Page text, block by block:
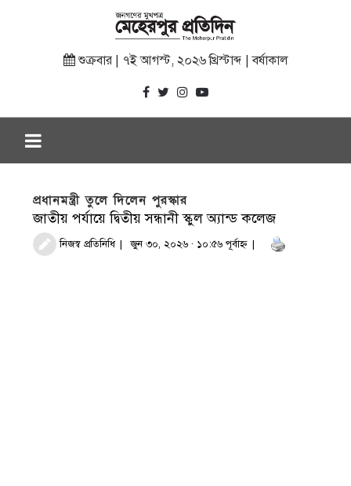
শুক্রবার | ৭ই আগস্ট, ২০২৬ খ্রিস্টাব্দ | বর্ষাকাল
প্রধানমন্ত্রী তুলে দিলেন পুরস্কার
জাতীয় পর্যায়ে দ্বিতীয় সন্ধানী স্কুল অ্যান্ড কলেজ
নিজস্ব প্রতিনিধি জুন ৩০, ২০২৬ · ১০:৫৬ পূর্বাহ্ণ